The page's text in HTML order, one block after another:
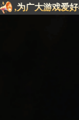
大游戏爱好者